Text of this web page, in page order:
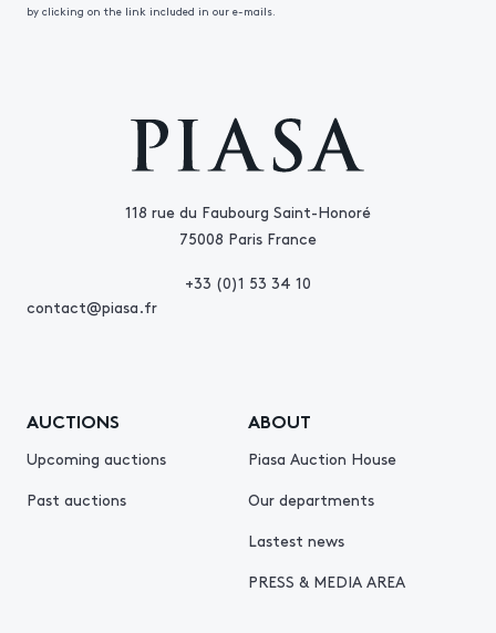
118 rue du Faubourg Saint-Honoré
75008 Paris France
+33 (0)1 53 34 10
contact@piasa.fr
AUCTIONS
Upcoming auctions
Past auctions
ABOUT
Piasa Auction House
Our departments
Lastest news
PRESS & MEDIA AREA
by clicking on the link included in our e-mails.